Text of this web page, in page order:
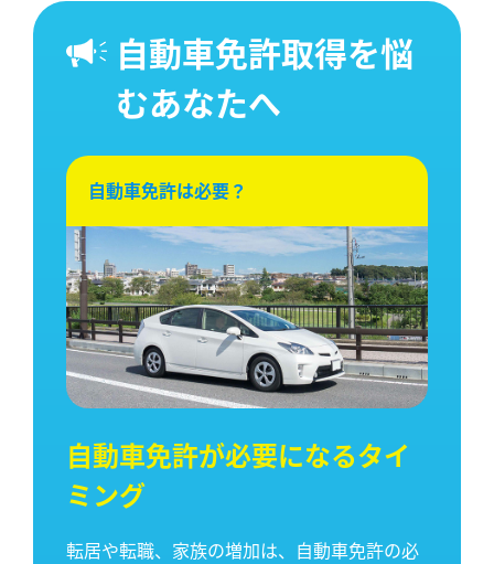
自動車免許取得を悩
むあなたへ
自動車免許は必要？
自動車免許が必要になるタイ
ミング
転居や転職、家族の増加は、自動車免許の必